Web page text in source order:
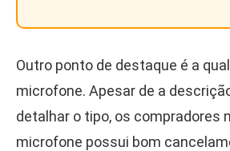
Outro ponto de destaque é a
microfone. Apesar de a
detalhar o tipo, os compradores
microfone possui bom